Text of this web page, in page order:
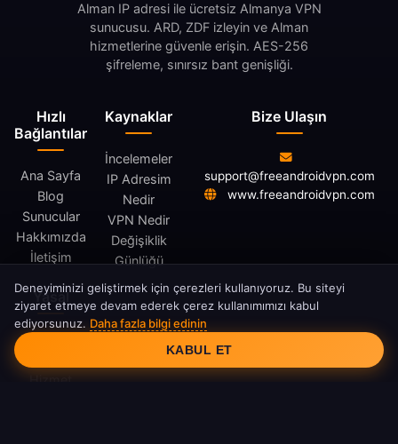
Hızlı
Bağlantılar
Ana Sayfa
Blog
Sunucular
Hakkımızda
İletişim
Kaynaklar
İncelemeler
IP Adresim
Nedir
VPN Nedir
Değişiklik
Günlüğü
Yasal
Hizmet
Alman IP adresi ile ücretsiz Almanya VPN
sunucusu. ARD, ZDF izleyin ve Alman
hizmetlerine güvenle erişin. AES-256
şifreleme, sınırsız bant genişliği.
Bize Ulaşın
support@freeandroidvpn.com
www.freeandroidvpn.com
Çerez Onayı
Deneyiminizi geliştirmek için çerezleri kullanıyoruz. Bu siteyi
ziyaret etmeye devam ederek çerez kullanımımızı kabul
ediyorsunuz. Daha fazla bilgi edinin
KABUL ET